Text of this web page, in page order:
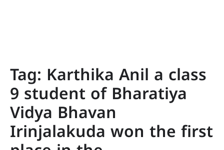
Tag: Karthika Anil a class
9 student of Bharatiya
Vidya Bhavan
Irinjalakuda won the first